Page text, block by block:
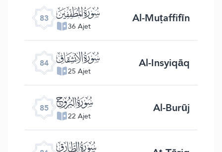
83 ﰀ
36 Ajet Al-Muṭaffifīn
84 ﰁ
25 Ajet Al-Insyiqāq
85 ﰂ
22 Ajet Al-Burūj
ﰃ